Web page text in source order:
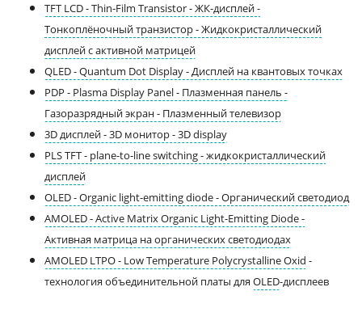
TFT LCD - Thin-Film Transistor - ЖК-дисплей -
Тонкоплёночный транзистор - Жидкокристаллический
дисплей с активной матрицей
QLED - Quantum Dot Display - Дисплей на квантовых точках
PDP - Plasma Display Panel - Плазменная панель -
Газоразрядный экран - Плазменный телевизор
3D дисплей - 3D монитор - 3D display
PLS TFT - plane-to-line switching - жидкокристаллический
дисплей
OLED - Organic light-emitting diode - Органический светодиод
AMOLED - Active Matrix Organic Light-Emitting Diode -
Активная матрица на органических светодиодах
AMOLED LTPO - Low Temperature Polycrystalline Oxid -
технология объединительной платы для OLED-дисплеев